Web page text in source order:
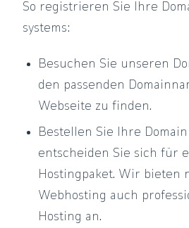
So registrieren Sie Ihre
systems:
Besuchen Sie unseren
den passenden
Webseite zu finden.
Bestellen Sie Ihre
entscheiden Sie sich für
Hostingpaket. Wir bieten
Webhosting auch
Hosting an.